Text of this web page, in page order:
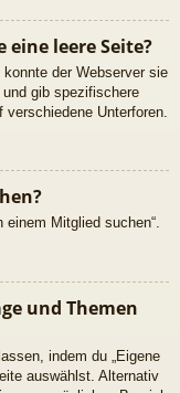
eine leere Seite?
der Webserver sie
gib spezifischere
Unterforen.
einem Mitglied suchen“.
und Themen
indem du „Eigene
auswählst. Alternativ